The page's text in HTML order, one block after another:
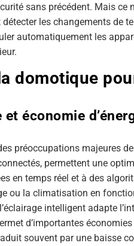
sans précédent. Mais ce
les changements de
automatiquement les
domotique
économie
préoccupations majeures
permettent une
en temps réel et à des
ou la climatisation en
intelligent adapte
d’importantes
souvent par une baisse